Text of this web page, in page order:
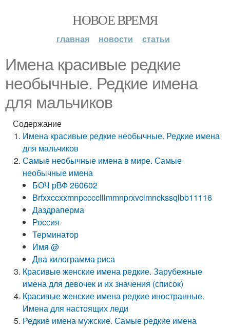
НОВОЕ ВРЕМЯ
главная новости статьи
Имена красивые редкие
необычные. Редкие имена
для мальчиков
Содержание
Имена красивые редкие необычные. Редкие имена
для мальчиков
Самые необычные имена в мире. Самые
необычные имена
БОЧ рВФ 260602
Brfxxccxxmnpcccclllmmnprxvclmnckssqlbb11116
Даздраперма
Россия
Терминатор
Имя @
Два килограмма риса
Красивые женские имена редкие. Зарубежные
имена для девочек и их значения (список)
Красивые женские имена редкие иностранные.
Имена для настоящих леди
Редкие имена мужские. Самые редкие имена